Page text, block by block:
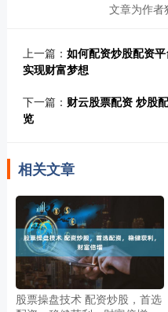
文章为作者
上一篇： 如何配资炒股配资
实现财富梦想
下一篇： 财云股票配资 炒股
览
相关文章
股票操盘技术 配资炒股，首选